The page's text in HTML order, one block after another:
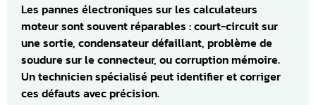
Les pannes électroniques sur les calculateurs
moteur sont souvent réparables : court-circuit sur
une sortie, condensateur défaillant, problème de
soudure sur le connecteur, ou corruption mémoire.
Un technicien spécialisé peut identifier et corriger
ces défauts avec précision.